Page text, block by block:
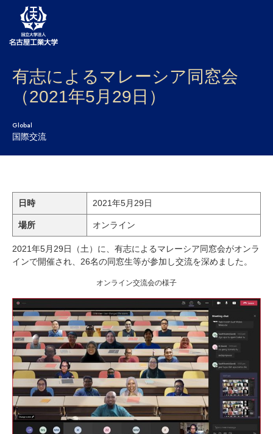
大学案内
学部・大学院・センター
入試
学生生活
社会連携
国際交流
研究・教員Navi
受験生 在学生
卒業生
企業・研究者
地域・一般
寄附のお願い
アクセス
キャンパスマップ お問い合わせ English 資料請求
有志によるマレーシア同窓会
（2021年5月29日）
Global
国際交流
日時 2021年5月29日
場所 オンライン
2021年5月29日（土）に、有志によるマレーシア同窓会がオンラ
インで開催され、26名の同窓生等が参加し交流を深めました。
オンライン交流会の様子